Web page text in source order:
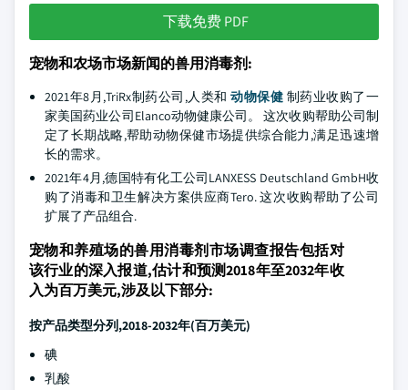
下载免费 PDF
宠物和农场市场新闻的兽用消毒剂:
2021年8月,TriRx制药公司,人类和动物保健 制药业收购了一
家美国药业公司Elanco动物健康公司。 这次收购帮助公司制
定了长期战略,帮助动物保健市场提供综合能力,满足迅速增
长的需求。
2021年4月,德国特有化工公司LANXESS Deutschland GmbH收
购了消毒和卫生解决方案供应商Tero. 这次收购帮助了公司
扩展了产品组合.
宠物和养殖场的兽用消毒剂市场调查报告包括对
该行业的深入报道,估计和预测2018年至2032年收
入为百万美元,涉及以下部分:
按产品类型分列,2018-2032年(百万美元)
碘
乳酸